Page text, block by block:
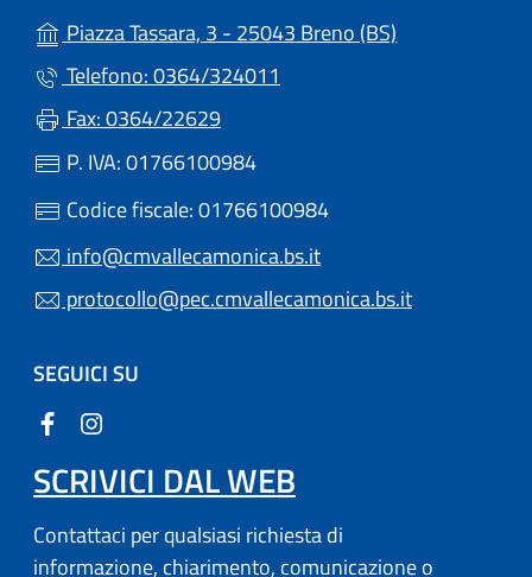
Piazza Tassara, 3 - 25043 Breno (BS)
Telefono: 0364/324011
Fax: 0364/22629
P. IVA: 01766100984
Codice fiscale: 01766100984
info@cmvallecamonica.bs.it
protocollo@pec.cmvallecamonica.bs.it
SEGUICI SU
SCRIVICI DAL WEB
Contattaci per qualsiasi richiesta di
informazione, chiarimento, comunicazione o